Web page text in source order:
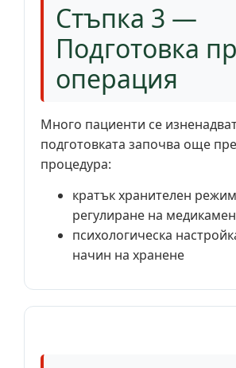
Стъпка 3 —
Подготовка
операция
Много пациенти се
подготовката започва още
процедура:
кратък хранителен
регулиране на
психологическа
начин на хранене